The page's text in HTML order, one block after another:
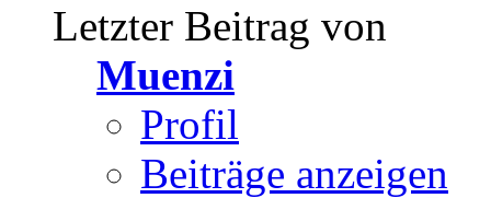
Letzter Beitrag von
Muenzi
Profil
Beiträge anzeigen